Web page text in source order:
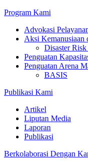
Program Kami
Advokasi
Aksi Kemanusiaan
Disaster
Penguatan
Penguatan Arena
BASIS
Publikasi Kami
Artikel
Liputan Media
Laporan
Publikasi
Berkolaborasi Dengan